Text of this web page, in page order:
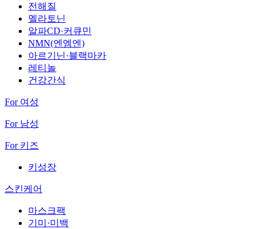
전해질
멜라토닌
알파CD·커큐민
NMN(엔엠엔)
아르기닌·블랙마카
레티놀
건강간식
For 여성
For 남성
For 키즈
키성장
스킨케어
마스크팩
기미·미백